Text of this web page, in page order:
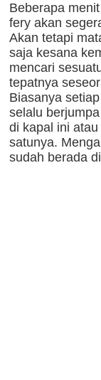
Beberapa
fery akan
Akan tetapi
saja kesana
mencari
tepatnya
Biasanya
selalu
di kapal ini atau
satunya.
sudah berada